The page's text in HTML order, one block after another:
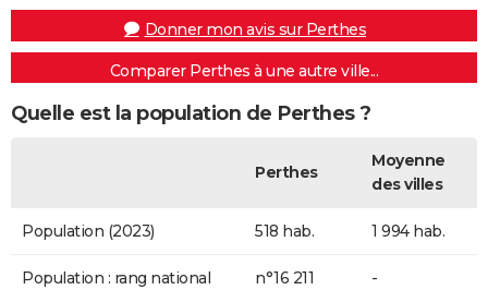
Donner mon avis sur Perthes
Comparer Perthes à une autre ville...
Quelle est la population de Perthes ?
Perthes
Moyenne
des villes
Population (2023) 518 hab. 1 994 hab.
Population : rang national
n°16 211 -